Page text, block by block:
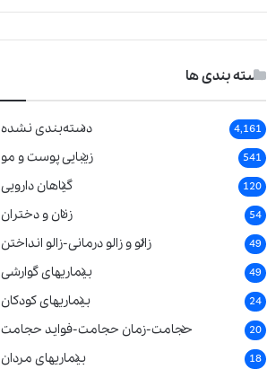
دسته بندی ها
دسته‌بندی نشده 4,161
زیبایی پوست و مو 541
گیاهان دارویی 120
زنان و دختران 54
زالو و زالو درمانی-زالو انداختن 49
بیماریهای گوارشی 49
بیماریهای کودکان 24
حجامت-زمان حجامت-فواید حجامت 20
بیماریهای مردان 18